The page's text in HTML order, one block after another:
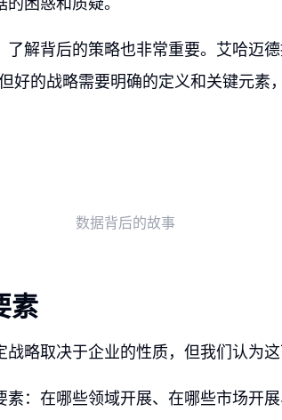
了解背后的策略也非常重要。艾哈迈
好的战略需要明确的定义和关键元素
数据背后的故事
素
略取决于企业的性质，但我们认为这
素：在哪些领域开展、在哪些市场开